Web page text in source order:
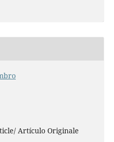
Artículo Originale